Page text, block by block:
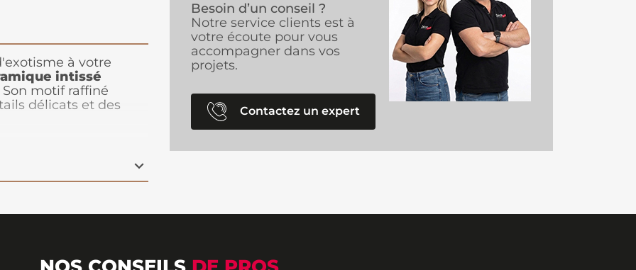
à votre
intissé
Son motif raffiné
délicats et des
pour apporter
à sa
Besoin d’un conseil ?
Notre service clients est à
votre écoute pour vous
accompagner dans vos
projets.
Contactez un expert